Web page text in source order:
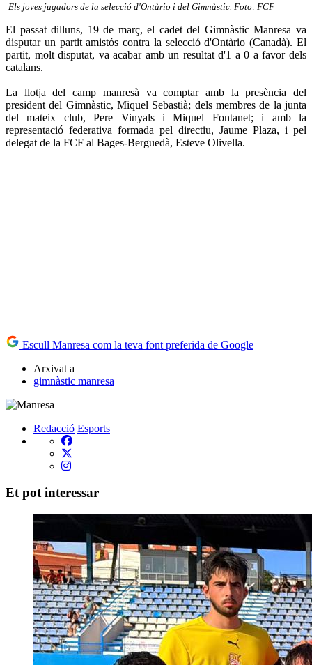
Els joves jugadors de la selecció d'Ontàrio i del Gimnàstic. Foto: FCF
El passat dilluns, 19 de març, el cadet del Gimnàstic Manresa va
disputar un partit amistós contra la selecció d'Ontàrio (Canadà). El
partit, molt disputat, va acabar amb un resultat d'1 a 0 a favor dels
catalans.
La llotja del camp manresà va comptar amb la presència del
president del Gimnàstic, Miquel Sebastià; dels membres de la junta
del mateix club, Pere Vinyals i Miquel Fontanet; i amb la
representació federativa formada pel directiu, Jaume Plaza, i pel
delegat de la FCF al Bages-Berguedà, Esteve Olivella.
Escull Manresa com la teva font preferida de Google
Arxivat a
gimnàstic manresa
Redacció Esports
Et pot interessar